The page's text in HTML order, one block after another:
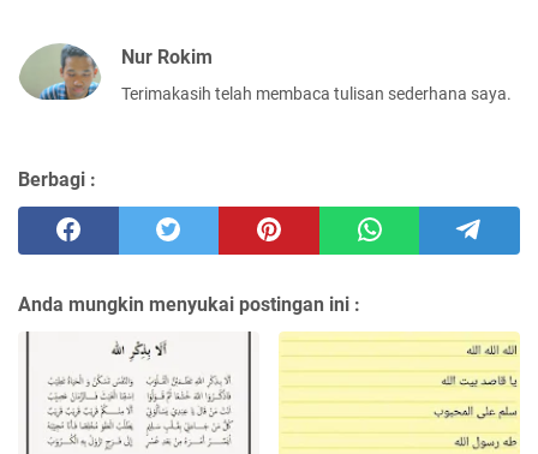
Nur Rokim
Terimakasih telah membaca tulisan sederhana saya.
Berbagi :
Anda mungkin menyukai postingan ini :